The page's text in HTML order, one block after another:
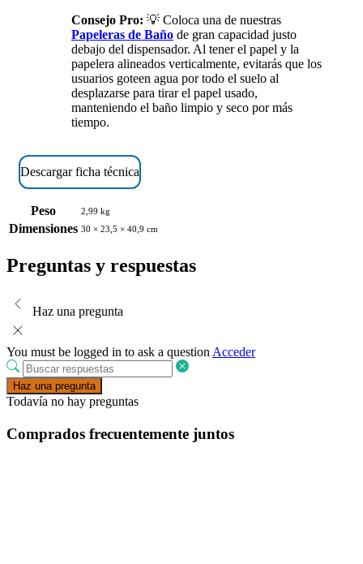
Consejo Pro: 💡 Coloca una de nuestras
Papeleras de Baño de gran capacidad justo
debajo del dispensador. Al tener el papel y la
papelera alineados verticalmente, evitarás que los
usuarios goteen agua por todo el suelo al
desplazarse para tirar el papel usado,
manteniendo el baño limpio y seco por más
tiempo.
Descargar ficha técnica
Peso 2,99 kg
Dimensiones 30 × 23,5 × 40,9 cm
Preguntas y respuestas
Haz una pregunta
You must be logged in to ask a question Acceder
Haz una pregunta
Todavía no hay preguntas
Comprados frecuentemente juntos